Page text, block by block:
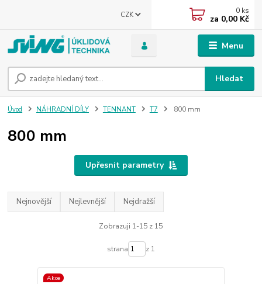
Menu
CZK
Hledat
0 ks
za 0,00 Kč
Úvod NÁHRADNÍ DÍLY TENNANT T7 800 mm
800 mm
Upřesnit parametry
Nejnovější Nejlevnější Nejdražší
Zobrazuji 1-15 z 15
strana z 1
Akce